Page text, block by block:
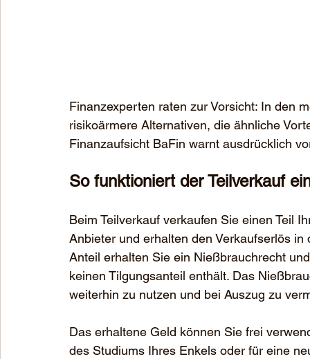
Finanzexperten raten zur Vorsicht: In den
risikoärmere Alternativen, die ähnliche
Finanzaufsicht BaFin warnt ausdrücklich
So funktioniert der Teilverkauf
Beim Teilverkauf verkaufen Sie einen Teil
Anbieter und erhalten den Verkaufserlös
Anteil erhalten Sie ein Nießbrauchrecht
keinen Tilgungsanteil enthält. Das
weiterhin zu nutzen und bei Auszug zu
Das erhaltene Geld können Sie frei
des Studiums Ihres Enkels oder für eine